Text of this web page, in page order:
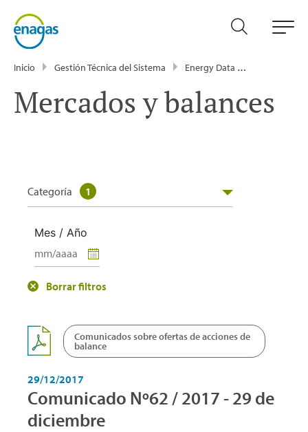
Inicio Gestión Técnica del Sistema Energy Data
Mercados y balances
Categoría 1
Mes / Año
Borrar filtros
Comunicados sobre ofertas de acciones de
balance
29/12/2017
Comunicado Nº62 / 2017 - 29 de
diciembre